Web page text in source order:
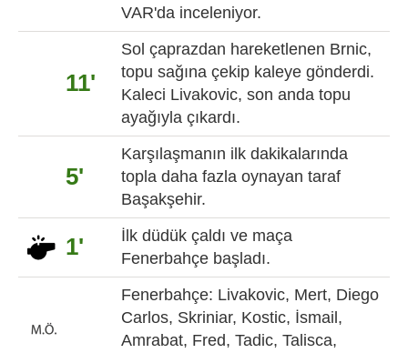
VAR'da inceleniyor.
11'
Sol çaprazdan hareketlenen Brnic,
topu sağına çekip kaleye gönderdi.
Kaleci Livakovic, son anda topu
ayağıyla çıkardı.
5'
Karşılaşmanın ilk dakikalarında
topla daha fazla oynayan taraf
Başakşehir.
1'
İlk düdük çaldı ve maça
Fenerbahçe başladı.
Fenerbahçe: Livakovic, Mert, Diego
Carlos, Skriniar, Kostic, İsmail,
Amrabat, Fred, Tadic, Talisca,